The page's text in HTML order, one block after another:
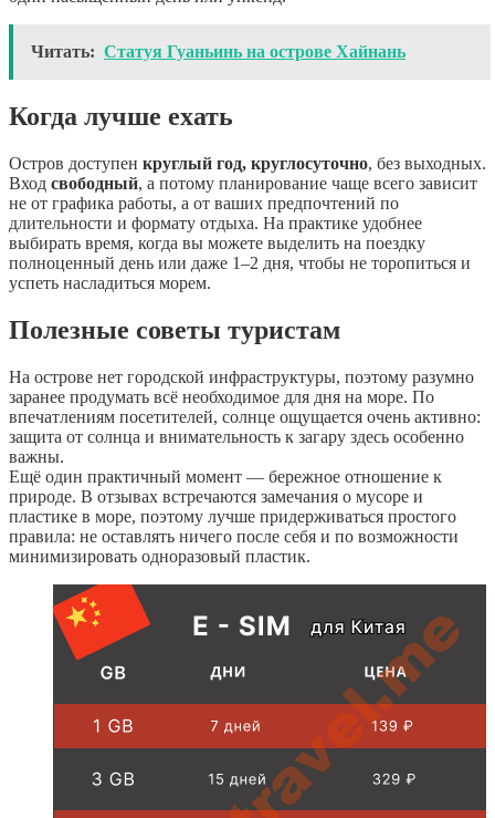
Читать: Статуя Гуаньинь на острове Хайнань
Когда лучше ехать
Остров доступен круглый год, круглосуточно, без выходных.
Вход свободный, а потому планирование чаще всего зависит
не от графика работы, а от ваших предпочтений по
длительности и формату отдыха. На практике удобнее
выбирать время, когда вы можете выделить на поездку
полноценный день или даже 1–2 дня, чтобы не торопиться и
успеть насладиться морем.
Полезные советы туристам
На острове нет городской инфраструктуры, поэтому разумно
заранее продумать всё необходимое для дня на море. По
впечатлениям посетителей, солнце ощущается очень активно:
защита от солнца и внимательность к загару здесь особенно
важны.
Ещё один практичный момент — бережное отношение к
природе. В отзывах встречаются замечания о мусоре и
пластике в море, поэтому лучше придерживаться простого
правила: не оставлять ничего после себя и по возможности
минимизировать одноразовый пластик.